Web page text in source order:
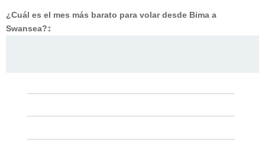
¿Cuál es el mes más barato para volar desde Bima a
Swansea?‡